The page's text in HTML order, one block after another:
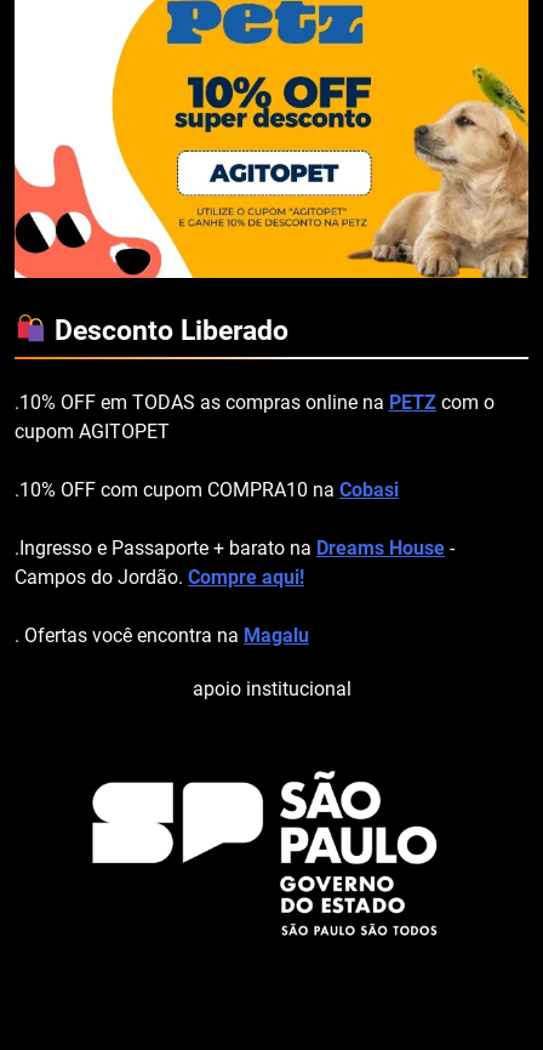
Desconto Liberado
.10% OFF em TODAS as compras online na PETZ com o
cupom AGITOPET
.10% OFF com cupom COMPRA10 na Cobasi
.Ingresso e Passaporte + barato na Dreams House -
Campos do Jordão. Compre aqui!
. Ofertas você encontra na Magalu
apoio institucional